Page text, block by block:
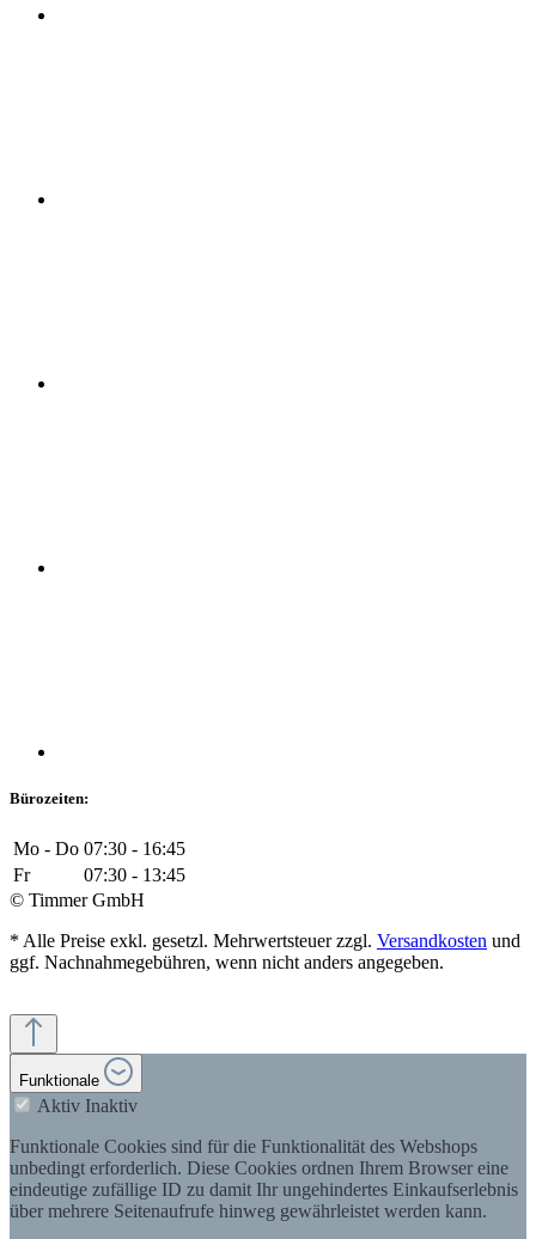
Bürozeiten:
Mo - Do 07:30 - 16:45
Fr
07:30 - 13:45
© Timmer GmbH
* Alle Preise exkl. gesetzl. Mehrwertsteuer zzgl. Versandkosten und
ggf. Nachnahmegebühren, wenn nicht anders angegeben.
Funktionale
Aktiv Inaktiv
Funktionale Cookies sind für die Funktionalität des Webshops
unbedingt erforderlich. Diese Cookies ordnen Ihrem Browser eine
eindeutige zufällige ID zu damit Ihr ungehindertes Einkaufserlebnis
über mehrere Seitenaufrufe hinweg gewährleistet werden kann.